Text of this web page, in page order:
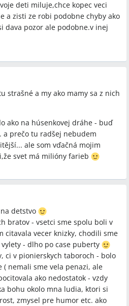
deti miluje,chce kopec veci
a zisti ze robi podobne chyby ako
dava pozor ale podobne.v inej
strašné a my ako mamy sa z nich
ako na húsenkovej dráhe - buď
a prečo tu radšej nebudem
ale som vďačná mojim
svet má milióny farieb
detstvo
bratov - vsetci sme spolu boli v
citavala vecer knizky, chodili sme
- dlho po case puberty
ci v pionierskych taboroch - bolo
nemali sme vela penazi, ale
ako nedostatok - vzdy
bohu okolo mna ludia, ktori si
zmysel pre humor etc. ako